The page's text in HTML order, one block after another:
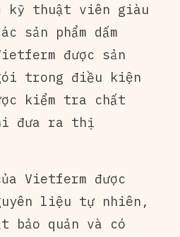
kỹ thuật viên giàu
sản phẩm dấm
được sản
trong điều kiện
kiểm tra chất
đưa ra thị
Vietferm được
liệu tự nhiên,
bảo quản và có